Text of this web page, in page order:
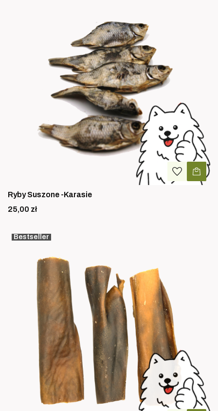
Ryby Suszone -Karasie
Cena
25,00 zł
Bestseller